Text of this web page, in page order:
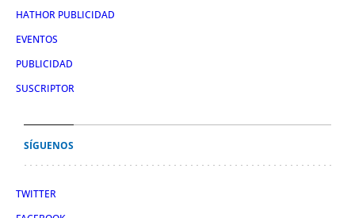
HATHOR PUBLICIDAD
EVENTOS
PUBLICIDAD
SUSCRIPTOR
SÍGUENOS
TWITTER